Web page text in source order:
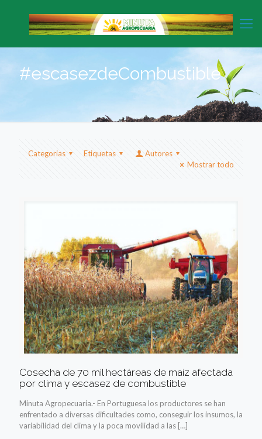
#escasezdeCombustible
Categorias Etiquetas
Autores
Mostrar todo
Cosecha de 70 mil hectáreas de maíz afectada
por clima y escasez de combustible
Minuta Agropecuaria.- En Portuguesa los productores se han
enfrentado a diversas dificultades como, conseguir los insumos, la
variabilidad del clima y la poca movilidad a las […]